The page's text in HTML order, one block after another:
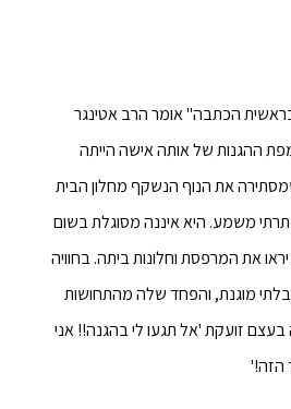
הכתבה" אומר הרב אטינגר
ההגנות של אותה אישה הייתה
את הנוף הנשקף מחלון הבית
משמע. היא איננה מסוגלת בשום
את המרפסת וחלונות ביתה. בחוויה
מוגנת, והפחד שלה מהתחושות
זועקת 'אל תגעו לי בהגנה!! אני
הזה!'